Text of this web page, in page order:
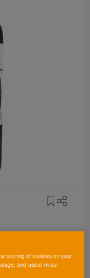
storing of cookies on your
and assist in our